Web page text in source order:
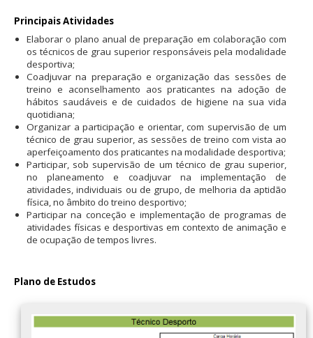
Principais Atividades
Elaborar o plano anual de preparação em colaboração com
os técnicos de grau superior responsáveis pela modalidade
desportiva;
Coadjuvar na preparação e organização das sessões de
treino e aconselhamento aos praticantes na adoção de
hábitos saudáveis e de cuidados de higiene na sua vida
quotidiana;
Organizar a participação e orientar, com supervisão de um
técnico de grau superior, as sessões de treino com vista ao
aperfeiçoamento dos praticantes na modalidade desportiva;
Participar, sob supervisão de um técnico de grau superior,
no planeamento e coadjuvar na implementação de
atividades, individuais ou de grupo, de melhoria da aptidão
física, no âmbito do treino desportivo;
Participar na conceção e implementação de programas de
atividades físicas e desportivas em contexto de animação e
de ocupação de tempos livres.
Plano de Estudos